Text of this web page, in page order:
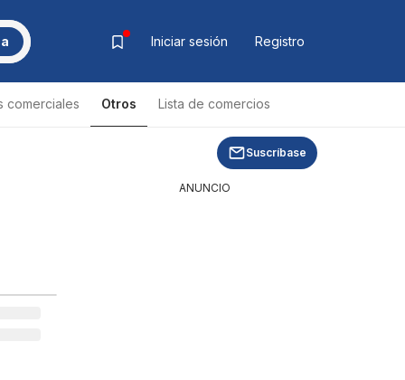
Iniciar sesión Registro
comerciales Otros Lista de comercios
Lista de productosSuscríbase
ANUNCIO